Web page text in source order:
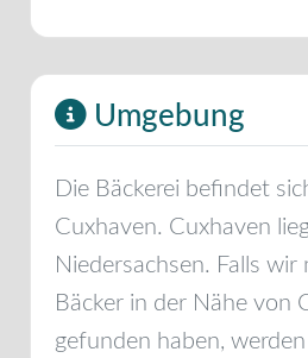
Umgebung
Die Bäckerei befindet
Cuxhaven. Cuxhaven
Niedersachsen. Falls wir
Bäcker in der Nähe von
gefunden haben,